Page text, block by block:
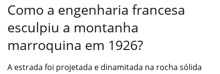
Como a engenharia francesa
esculpiu a montanha
marroquina em 1926?
A estrada foi projetada e dinamitada na rocha sólida